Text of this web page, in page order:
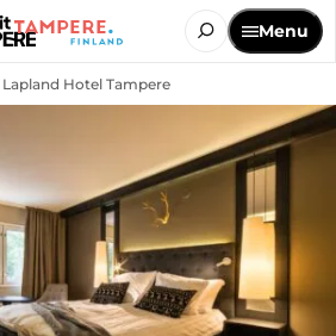
Menu
Lapland Hotel Tampere